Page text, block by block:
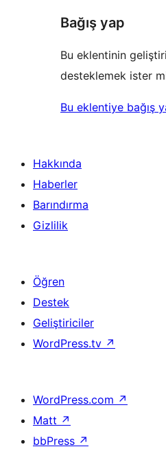
Bağış yap
Bu eklentinin
desteklemek ister
Bu eklentiye bağış
Hakkında
Haberler
Barındırma
Gizlilik
Öğren
Destek
Geliştiriciler
WordPress.tv ↗
WordPress.com ↗
Matt ↗
bbPress ↗